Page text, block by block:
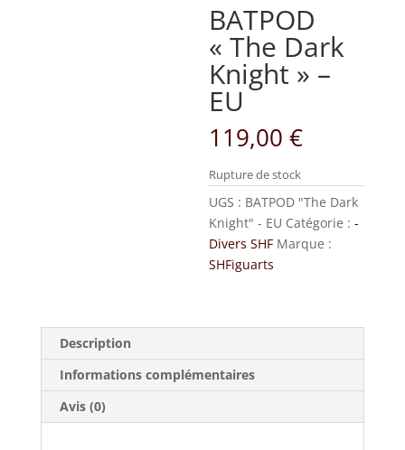
BATPOD
« The Dark
Knight » –
EU
119,00€
Rupture de stock
UGS : BATPOD "The Dark
Knight" - EU Catégorie :-
Divers SHF Marque :
SHFiguarts
Description
Informations complémentaires
Avis (0)